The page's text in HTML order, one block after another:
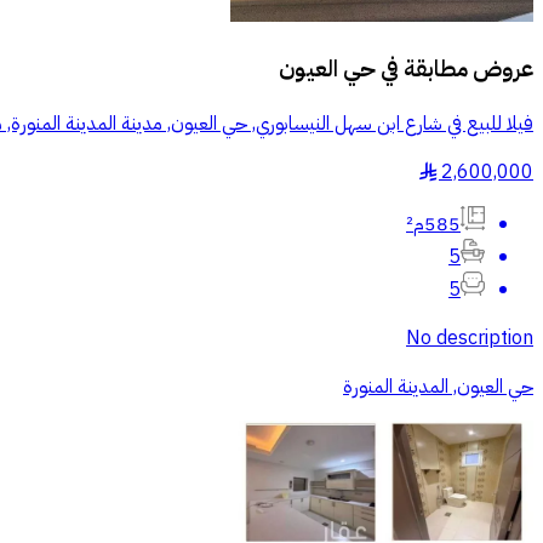
عروض مطابقة فيحي العيون
فيلا للبيع في شارع ابن سهل النيسابوري, حي العيون, مدينة المدينة المنورة,
2,600,000
§
585م²
5
5
No description
حي العيون, المدينة المنورة